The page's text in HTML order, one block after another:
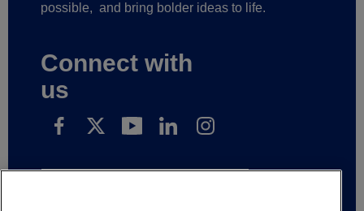
possible, and bring bolder ideas to life.
Connect with
us